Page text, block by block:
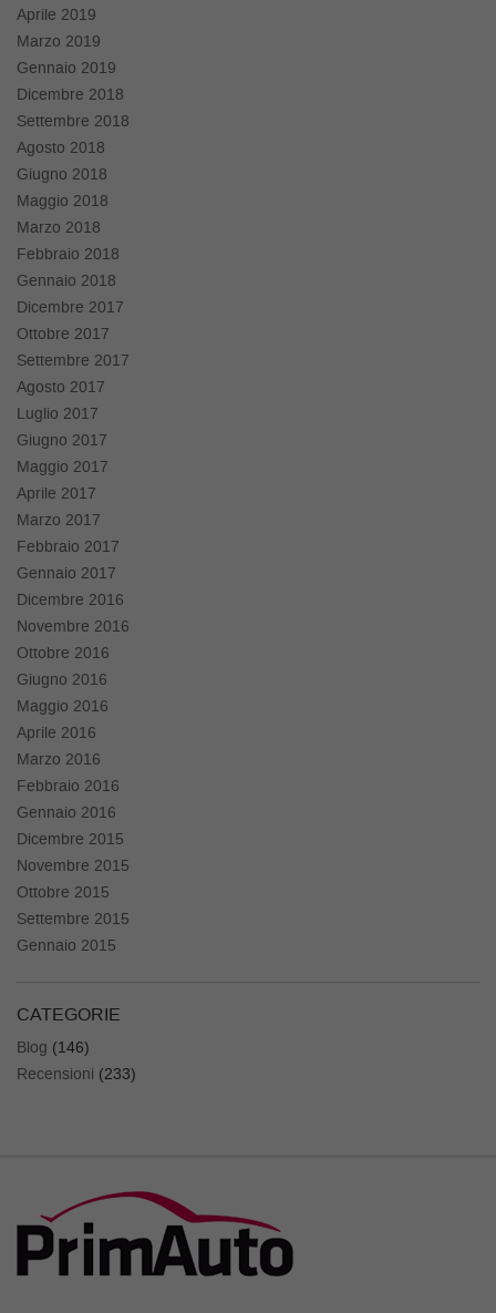
Aprile 2019
Marzo 2019
Gennaio 2019
Dicembre 2018
Settembre 2018
Agosto 2018
Giugno 2018
Maggio 2018
Marzo 2018
Febbraio 2018
Gennaio 2018
Dicembre 2017
Ottobre 2017
Settembre 2017
Agosto 2017
Luglio 2017
Giugno 2017
Maggio 2017
Aprile 2017
Marzo 2017
Febbraio 2017
Gennaio 2017
Dicembre 2016
Novembre 2016
Ottobre 2016
Giugno 2016
Maggio 2016
Aprile 2016
Marzo 2016
Febbraio 2016
Gennaio 2016
Dicembre 2015
Novembre 2015
Ottobre 2015
Settembre 2015
Gennaio 2015
CATEGORIE
Blog (146)
Recensioni (233)